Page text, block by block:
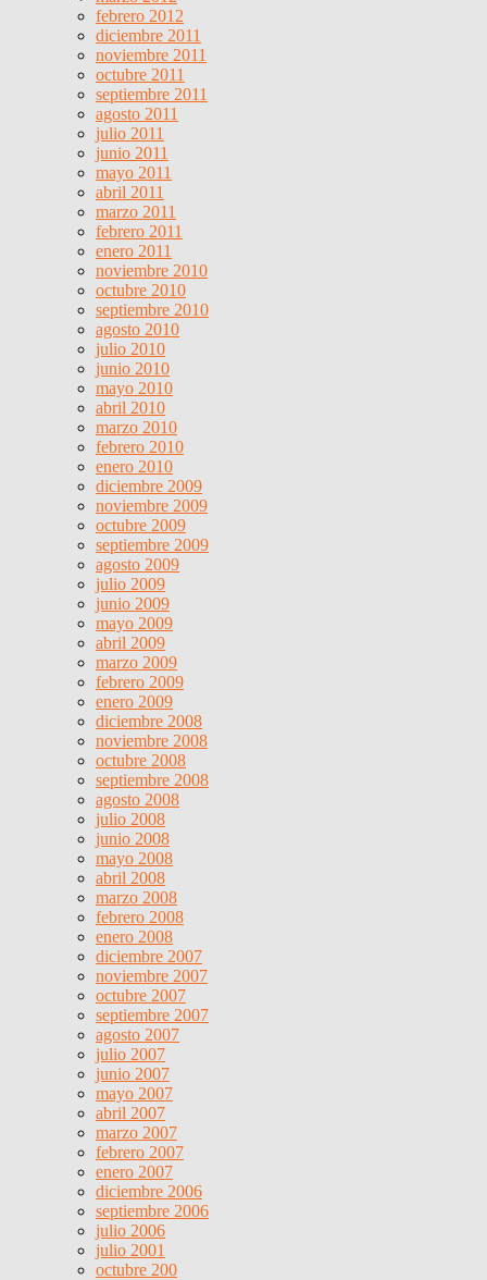
febrero 2012
diciembre 2011
noviembre 2011
octubre 2011
septiembre 2011
agosto 2011
julio 2011
junio 2011
mayo 2011
abril 2011
marzo 2011
febrero 2011
enero 2011
noviembre 2010
octubre 2010
septiembre 2010
agosto 2010
julio 2010
junio 2010
mayo 2010
abril 2010
marzo 2010
febrero 2010
enero 2010
diciembre 2009
noviembre 2009
octubre 2009
septiembre 2009
agosto 2009
julio 2009
junio 2009
mayo 2009
abril 2009
marzo 2009
febrero 2009
enero 2009
diciembre 2008
noviembre 2008
octubre 2008
septiembre 2008
agosto 2008
julio 2008
junio 2008
mayo 2008
abril 2008
marzo 2008
febrero 2008
enero 2008
diciembre 2007
noviembre 2007
octubre 2007
septiembre 2007
agosto 2007
julio 2007
junio 2007
mayo 2007
abril 2007
marzo 2007
febrero 2007
enero 2007
diciembre 2006
septiembre 2006
julio 2006
julio 2001
octubre 200